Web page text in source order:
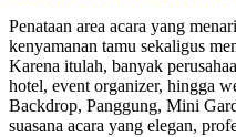
Penataan area acara yang
kenyamanan tamu sekaligus
Karena itulah, banyak
hotel, event organizer, hingga
Backdrop, Panggung, Mini
suasana acara yang elegan,